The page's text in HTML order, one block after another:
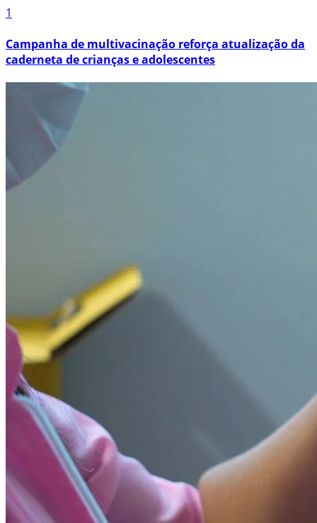
1
Campanha de multivacinação reforça atualização da
caderneta de crianças e adolescentes